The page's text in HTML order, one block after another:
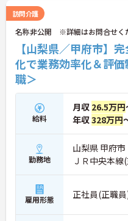
環境も整っており、医療業界
にも安心しておすすめできます
■ 日勤のみで生活リズム安
無理のない勤務スタイルが整
・「日勤のみ」で夜勤なし
・木曜・日曜・祝日休みで予
→ プライベートの時間もしっ
■ 柔軟シフトで自分らしく働
ライフスタイルに合わせた勤
・勤務日数、勤務時間は相談
・午前のみ・午後のみの働き
・患者数に応じて柔軟に調整
訪問介護
名称非公開 ※詳細はお問合せく
【山梨県／甲府市】
化で業務効率化＆評
職＞
給料
月収 26.5万円
年収328万円
勤務地
山梨県 甲府市
ＪＲ中央本線
雇用形態 正社員(正職